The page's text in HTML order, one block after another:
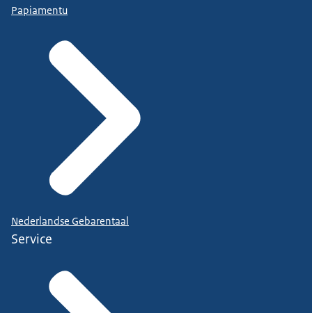
Papiamentu
Nederlandse Gebarentaal
Service